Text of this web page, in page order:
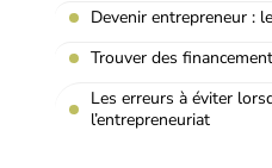
Devenir entrepreneur :
Trouver des
Les erreurs à éviter
l’entrepreneuriat